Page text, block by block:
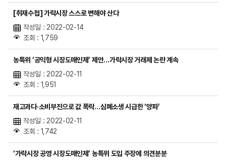
[취재수첩] 가락시장 스스로 변해야 산다
작성일 : 2022-02-14
조회 : 1,759
농특위 ‘공익형 시장도매인제’ 제안…가락시장 거래제 논란 계속
작성일 : 2022-02-11
조회 : 1,951
재고과다·소비부진으로 값 폭락…심폐소생 시급한 ‘양파’
작성일 : 2022-02-11
조회 : 1,742
‘가락시장 공영 시장도매인제’ 농특위 도입 주장에 의견분분